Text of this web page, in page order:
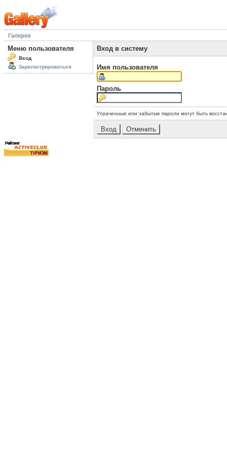
Галерея
Меню пользователя
Вход
Зарегистрироваться
Вход в систему
Имя пользователя
Пароль
Утраченные или забытые пароли могут быть